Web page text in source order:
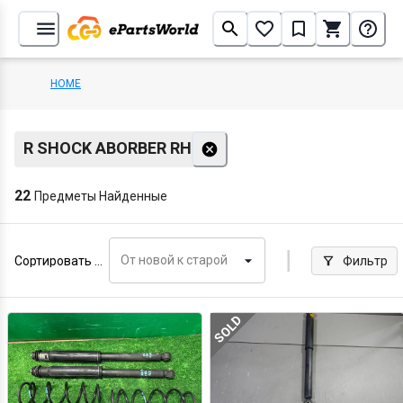
HOME
R SHOCK ABORBER RH
22 Предметы Найденные
От новой к старой Фильтр
SOLD